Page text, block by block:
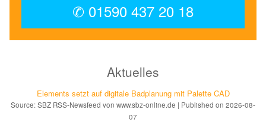
✆ 01590 437 20 18
Aktuelles
Elements setzt auf di­gi­ta­le Bad­pla­nung mit Palette CAD
Source: SBZ RSS-Newsfeed von www.sbz-online.de
Published on 2026-08-
07